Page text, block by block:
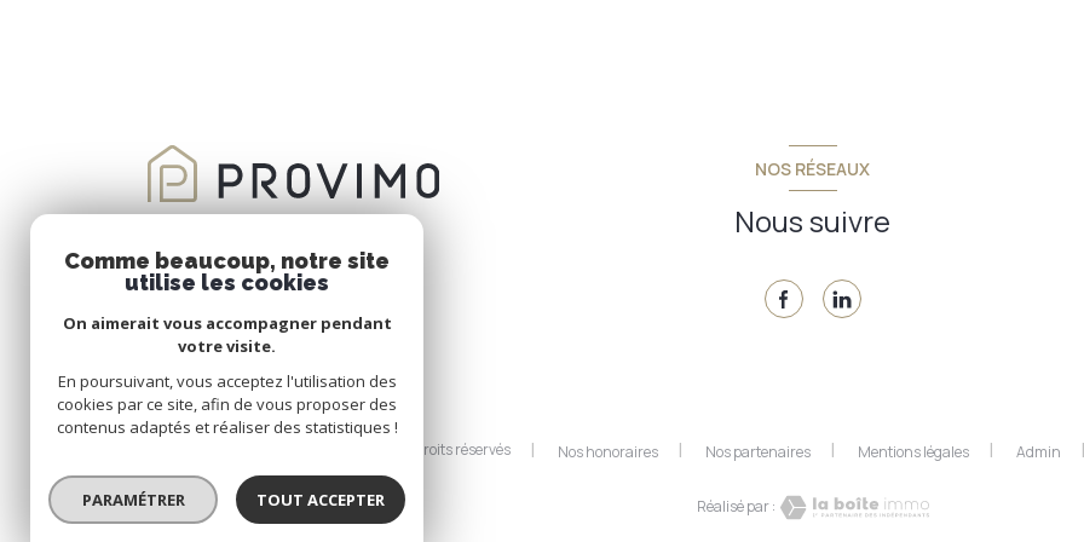
NOS RÉSEAUX
Nous suivre
© 2026 | Tous droits réservés Nos honoraires Nos partenaires Mentions légales Admin
Réalisé par :
Comme beaucoup, notre site
utilise les cookies
On aimerait vous accompagner pendant
votre visite.
En poursuivant, vous acceptez l'utilisation des
cookies par ce site, afin de vous proposer des
contenus adaptés et réaliser des statistiques !
PARAMÉTRER TOUT ACCEPTER